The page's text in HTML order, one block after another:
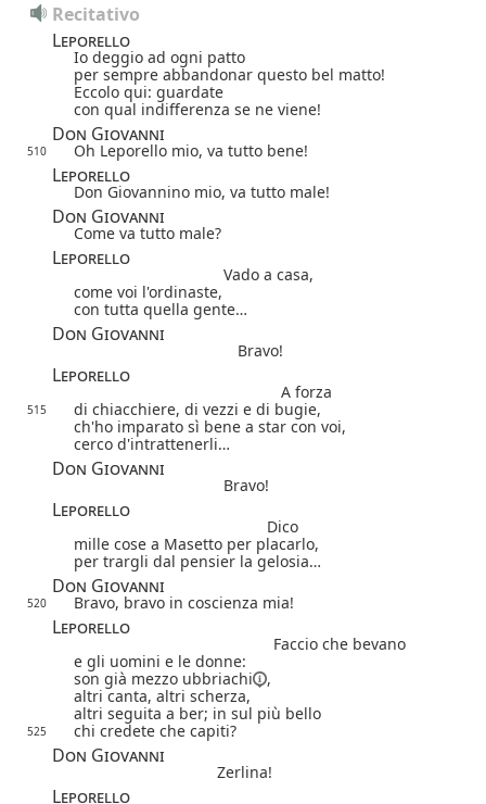
Recitativo
Leporello
Io deggio ad ogni patto
per sempre abbandonar questo bel matto!
Eccolo qui: guardate
con qual indifferenza se ne viene!
Don Giovanni
510 Oh Leporello mio, va tutto bene!
Leporello
Don Giovannino mio, va tutto male!
Don Giovanni
Come va tutto male?
Leporello
Vado a casa,
come voi l'ordinaste,
con tutta quella gente…
Don Giovanni
Bravo!
Leporello
A forza
515
di chiacchiere, di vezzi e di bugie,
ch'ho imparato sì bene a star con voi,
cerco d'intrattenerli…
Don Giovanni
Bravo!
Leporello
Dico
mille cose a Masetto per placarlo,
per trargli dal pensier la gelosia…
Don Giovanni
520 Bravo, bravo in coscienza mia!
Leporello
Faccio che bevano
e gli uomini e le donne:
son già mezzo ubbriachi
,
altri canta, altri scherza,
altri seguita a ber; in sul più bello
525 chi credete che capiti?
Don Giovanni
Zerlina!
Leporello